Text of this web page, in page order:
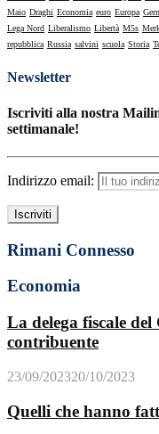
Maio Draghi Economia euro Europa
Lega Nord Liberalismo Libertà M5s
repubblica Russia salvini scuola Storia
Newsletter
Iscriviti alla nostra
settimanale!
Indirizzo email:
Rimani Connesso
Economia
La delega fiscale
contribuente
23/09/202320/10/2023
Quelli che hanno